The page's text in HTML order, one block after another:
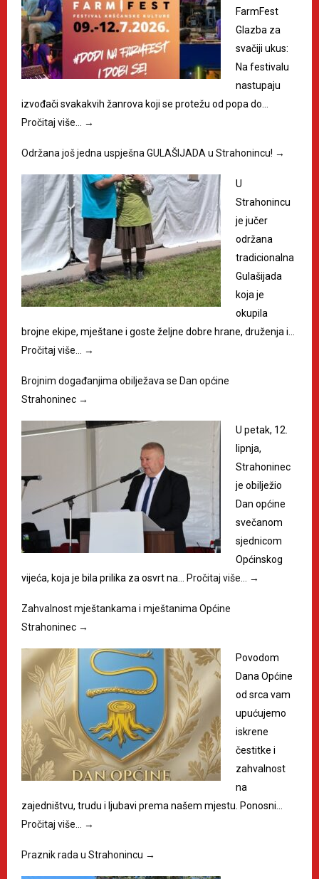
FarmFest
Glazba za
svačiji ukus:
Na festivalu
nastupaju
izvođači svakakvih žanrova koji se protežu od popa do…
Pročitaj više…
→
Održana još jedna uspješna GULAŠIJADA u Strahonincu! →
U
Strahonincu
je jučer
održana
tradicionalna
Gulašijada
koja je
okupila
brojne ekipe, mještane i goste željne dobre hrane, druženja i…
Pročitaj više…
→
Brojnim događanjima obilježava se Dan općine
Strahoninec →
U petak, 12.
lipnja,
Strahoninec
je obilježio
Dan općine
svečanom
sjednicom
Općinskog
vijeća, koja je bila prilika za osvrt na…
Pročitaj više… →
Zahvalnost mještankama i mještanima Općine
Strahoninec →
Povodom
Dana Općine
od srca vam
upućujemo
iskrene
čestitke i
zahvalnost
na
zajedništvu, trudu i ljubavi prema našem mjestu. Ponosni…
Pročitaj više…
→
Praznik rada u Strahonincu →